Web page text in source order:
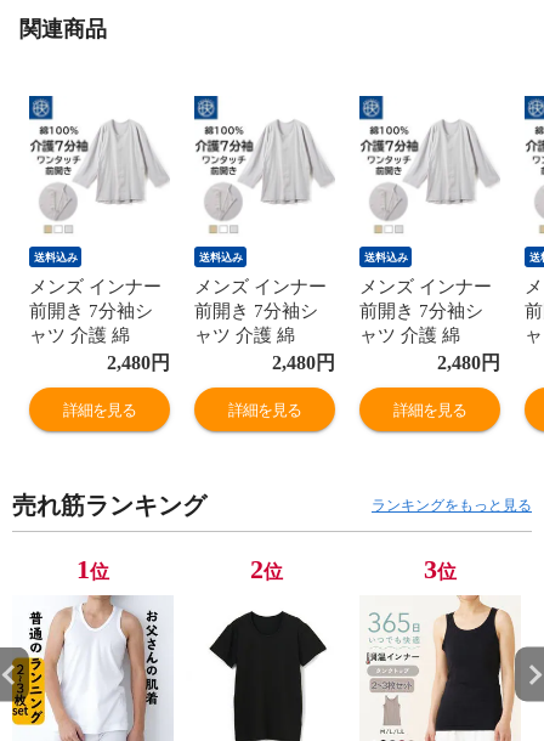
関連商品
送料込み
メンズ インナー
前開き 7分袖シ
ャツ 介護 綿
100％ 介護下着
介護シャツ 介護
ウェア ワンタッ
チ マジック テー
臭 肌着 介護用品
入院用 病院用 こ
ト/ベージュ
M/L/LL Q0012T-E
2,480円
詳細を見る
送料込み
メンズ インナー
前開き 7分袖シ
ャツ 介護 綿
100％ 介護下着
介護シャツ 介護
ウェア ワンタッ
チ マジック テー
臭 肌着 介護用品
入院用 病院用 こ
ト/ベージュ
2,480円
詳細を見る
送料込み
メンズ インナー
前開き 7分袖シ
ャツ 介護 綿
100％ 介護下着
介護シャツ 介護
ウェア ワンタッ
チ マジック テー
臭 肌着 介護用品
入院用 病院用 こ
ト/ベージュ
M/L/LL Q0012T-E
2,480円
詳細を見る
送
売れ筋ランキング ランキングをもっと見る
1位 2位 3位